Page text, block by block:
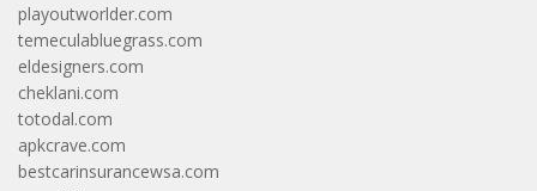
playoutworlder.com
temeculabluegrass.com
eldesigners.com
cheklani.com
totodal.com
apkcrave.com
bestcarinsurancewsa.com